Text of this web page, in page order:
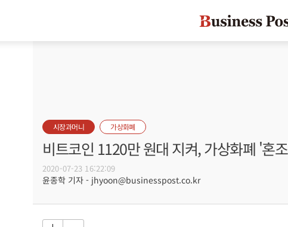
시장과머니 가상화폐
비트코인 1120만 원대 지켜, 가상화폐 '혼
2020-07-23 16:22:09
윤종학 기자 - jhyoon@businesspost.co.kr